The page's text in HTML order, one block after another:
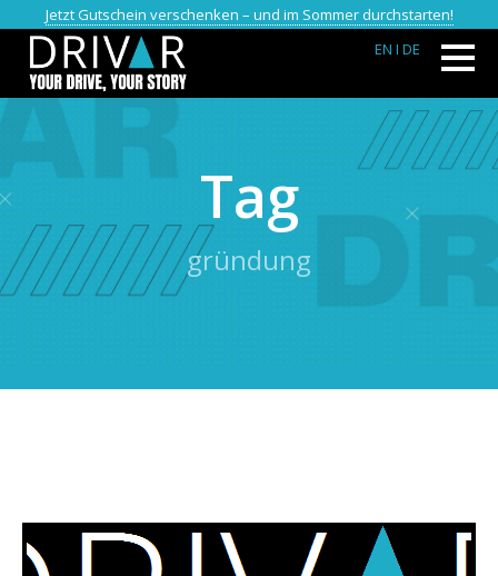
Jetzt Gutschein verschenken – und im Sommer durchstarten!
EN I DE
Tag
gründung